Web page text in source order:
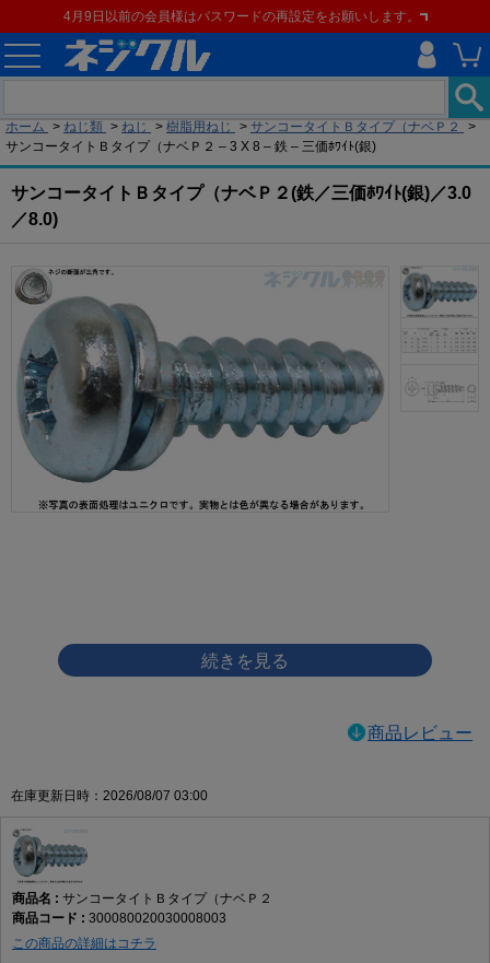
4月9日以前の会員様はパスワードの再設定をお願いします。
ホーム > ねじ類 > ねじ > 樹脂用ねじ > サンコータイトＢタイプ（ナベＰ２
>
サンコータイトＢタイプ（ナベＰ２ – 3 X 8 – 鉄 – 三価ﾎﾜｲﾄ(銀)
サンコータイトＢタイプ（ナベＰ２(鉄／三価ﾎﾜｲﾄ(銀)／3.0
／8.0)
商品レビュー
在庫更新日時：2026/08/07 03:00
サンコータイトＢタイプ（ナベＰ２
300080020030008003
この商品の詳細はコチラ